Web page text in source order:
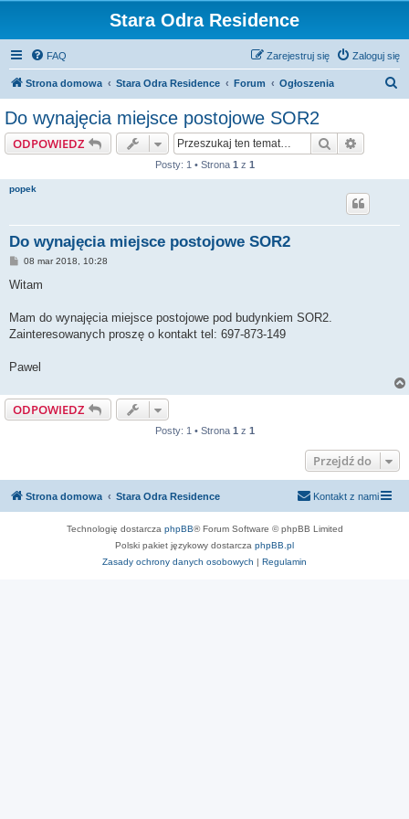
Stara Odra Residence
FAQ Zaloguj się
Zarejestruj się
Strona domowa Stara Odra Residence Forum Ogłoszenia
Do wynajęcia miejsce postojowe SOR2
ODPOWIEDZ Szukaj
Posty: 1 • Strona 1 z 1
popek
Do wynajęcia miejsce postojowe SOR2
P
s
08 mar 2018, 10:28
Witam
Mam do wynajęcia miejsce postojowe pod budynkiem SOR2.
Zainteresowanych proszę o kontakt tel: 697-873-149
Pawel
ODPOWIEDZ
Posty: 1 • Strona 1 z 1
Przejdź do
Strona domowa Stara Odra Residence Kontakt z nami
Technologię dostarcza phpBB® Forum Software © phpBB Limited
Polski pakiet językowy dostarcza phpBB.pl
Zasady ochrony danych osobowych | Regulamin